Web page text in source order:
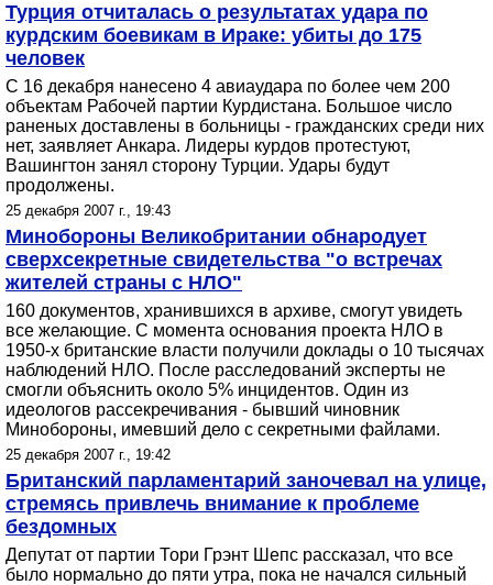
Турция отчиталась о результатах удара по
курдским боевикам в Ираке: убиты до 175
человек
С 16 декабря нанесено 4 авиаудара по более чем 200
объектам Рабочей партии Курдистана. Большое число
раненых доставлены в больницы - гражданских среди них
нет, заявляет Анкара. Лидеры курдов протестуют,
Вашингтон занял сторону Турции. Удары будут
продолжены.
25 декабря 2007 г., 19:43
Минобороны Великобритании обнародует
сверхсекретные свидетельства "о встречах
жителей страны с НЛО"
160 документов, хранившихся в архиве, смогут увидеть
все желающие. С момента основания проекта НЛО в
1950-х британские власти получили доклады о 10 тысячах
наблюдений НЛО. После расследований эксперты не
смогли объяснить около 5% инцидентов. Один из
идеологов рассекречивания - бывший чиновник
Минобороны, имевший дело с секретными файлами.
25 декабря 2007 г., 19:42
Британский парламентарий заночевал на улице,
стремясь привлечь внимание к проблеме
бездомных
Депутат от партии Тори Грэнт Шепс рассказал, что все
было нормально до пяти утра, пока не начался сильный